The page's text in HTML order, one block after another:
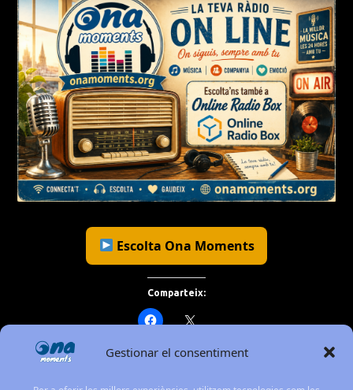
Gestionar el consentiment
Escolta Ona Moments
Comparteix: